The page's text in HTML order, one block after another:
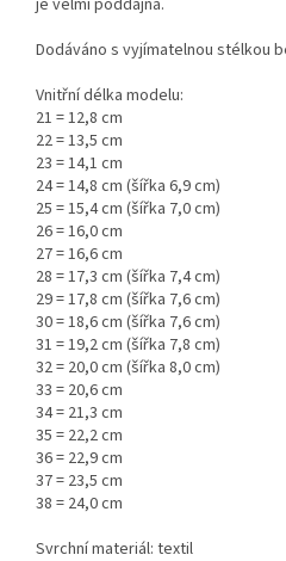
je velmi poddajná.
Dodáváno s vyjímatelnou stélkou
Vnitřní délka modelu:
21 = 12,8 cm
22 = 13,5 cm
23 = 14,1 cm
24 = 14,8 cm (šířka 6,9 cm)
25 = 15,4 cm (šířka 7,0 cm)
26 = 16,0 cm
27 = 16,6 cm
28 = 17,3 cm (šířka 7,4 cm)
29 = 17,8 cm (šířka 7,6 cm)
30 = 18,6 cm (šířka 7,6 cm)
31 = 19,2 cm (šířka 7,8 cm)
32 = 20,0 cm (šířka 8,0 cm)
33 = 20,6 cm
34 = 21,3 cm
35 = 22,2 cm
36 = 22,9 cm
37 = 23,5 cm
38 = 24,0 cm
Svrchní materiál: textil